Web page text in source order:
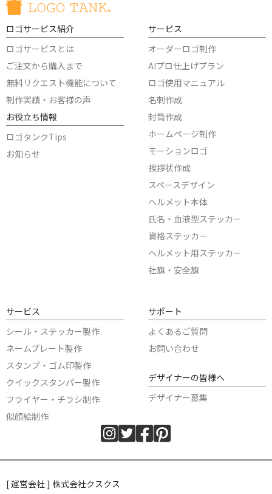
ロゴサービス紹介
ロゴサービスとは
ご注文から購入まで
無料リクエスト機能について
制作実績・お客様の声
お役立ち情報
ロゴタンクTips
お知らせ
サービス
オーダーロゴ制作
AIプロ仕上げプラン
ロゴ使用マニュアル
名刺作成
封筒作成
ホームページ制作
モーションロゴ
挨拶状作成
スペースデザイン
ヘルメット本体
氏名・血液型ステッカー
資格ステッカー
ヘルメット用ステッカー
社旗・安全旗
サービス
シール・ステッカー製作
ネームプレート製作
スタンプ・ゴム印製作
クイックスタンパー製作
フライヤー・チラシ制作
似顔絵制作
サポート
よくあるご質問
お問い合わせ
デザイナーの皆様へ
デザイナー募集
[ 運営会社 ] 株式会社クスクス